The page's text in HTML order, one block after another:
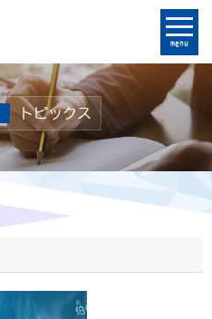
menu
トピックス